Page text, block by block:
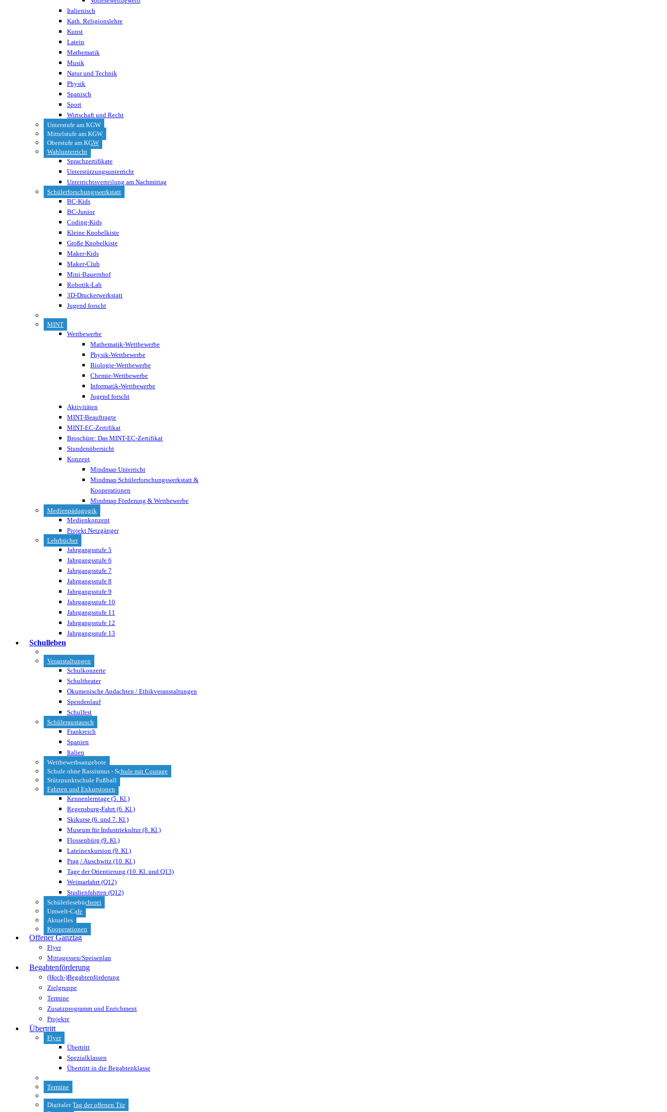
Italienisch
Kath. Religionslehre
Kunst
Latein
Mathematik
Musik
Natur und Technik
Physik
Spanisch
Sport
Wirtschaft und Recht
Unterstufe am KGW
Mittelstufe am KGW
Oberstufe am KGW
Wahlunterricht
Sprachzertifikate
Unterstützungsunterricht
Unterrichtsverteilung am Nachmittag
Schülerforschungswerkstatt
BC-Kids
BC-Junior
Coding-Kids
Kleine Knobelkiste
Große Knobelkiste
Maker-Kids
Maker-Club
Mini-Bauernhof
Robotik-Lab
3D-Druckerwerkstatt
Jugend forscht
MINT
Wettbewerbe
Mathematik-Wettbewerbe
Physik-Wettbewerbe
Biologie-Wettbewerbe
Chemie-Wettbewerbe
Informatik-Wettbewerbe
Jugend forscht
Aktivitäten
MINT-Beauftragte
MINT-EC-Zertifikat
Broschüre: Das MINT-EC-Zertifikat
Stundenübersicht
Konzept
Mindmap Unterricht
Mindmap Schülerforschungswerkstatt &
Kooperationen
Mindmap Förderung & Wettbewerbe
Medienpädagogik
Medienkonzept
Projekt Netzgänger
Lehrbücher
Jahrgangsstufe 5
Jahrgangsstufe 6
Jahrgangsstufe 7
Jahrgangsstufe 8
Jahrgangsstufe 9
Jahrgangsstufe 10
Jahrgangsstufe 11
Jahrgangsstufe 12
Jahrgangsstufe 13
Schulleben
Veranstaltungen
Schulkonzerte
Schultheater
Ökumenische Andachten / Ethikveranstaltungen
Spendenlauf
Schulfest
Schüleraustausch
Frankreich
Spanien
Italien
Wettbewerbsangebote
Schule ohne Rassismus - Schule mit Courage
Stützpunktschule Fußball
Fahrten und Exkursionen
Kennenlerntage (5. Kl.)
Regensburg-Fahrt (6. Kl.)
Skikurse (6. und 7. Kl.)
Museum für Industriekultur (8. Kl.)
Flossenbürg (9. Kl.)
Lateinexkursion (9. Kl.)
Prag / Auschwitz (10. Kl.)
Tage der Orientierung (10. Kl. und Q13)
Weimarfahrt (Q12)
Studienfahrten (Q12)
Schülerlesebücherei
Umwelt-Cafe
Aktuelles
Kooperationen
Offener Ganztag
Flyer
Mittagessen/Speiseplan
Begabtenförderung
(Hoch-)Begabtenförderung
Zielgruppe
Termine
Zusatzprogramm und Enrichment
Projekte
Übertritt
Flyer
Übertritt
Spezialklassen
Übertritt in die Begabtenklasse
Termine
Digitaler Tag der offenen Tür